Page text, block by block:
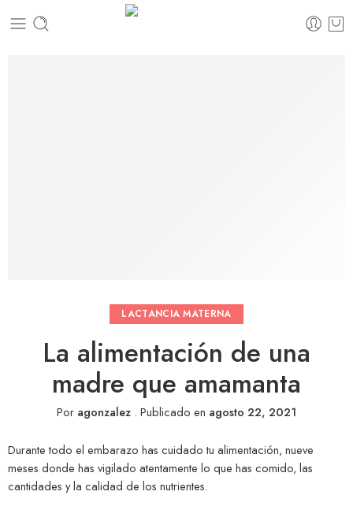
LACTANCIA MATERNA
La alimentación de una
madre que amamanta
Por agonzalez . Publicado en agosto 22, 2021
Durante todo el embarazo has cuidado tu alimentación, nueve
meses donde has vigilado atentamente lo que has comido, las
cantidades y la calidad de los nutrientes.